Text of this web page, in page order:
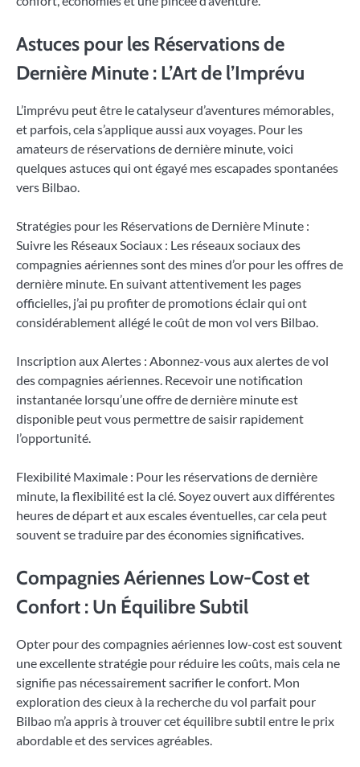
Astuces pour les Réservations de
Dernière Minute : L’Art de l’Imprévu
L’imprévu peut être le catalyseur d’aventures mémorables,
et parfois, cela s’applique aussi aux voyages. Pour les
amateurs de réservations de dernière minute, voici
quelques astuces qui ont égayé mes escapades spontanées
vers Bilbao.
Stratégies pour les Réservations de Dernière Minute :
Suivre les Réseaux Sociaux : Les réseaux sociaux des
compagnies aériennes sont des mines d’or pour les offres de
dernière minute. En suivant attentivement les pages
officielles, j’ai pu profiter de promotions éclair qui ont
considérablement allégé le coût de mon vol vers Bilbao.
Inscription aux Alertes : Abonnez-vous aux alertes de vol
des compagnies aériennes. Recevoir une notification
instantanée lorsqu’une offre de dernière minute est
disponible peut vous permettre de saisir rapidement
l’opportunité.
Flexibilité Maximale : Pour les réservations de dernière
minute, la flexibilité est la clé. Soyez ouvert aux différentes
heures de départ et aux escales éventuelles, car cela peut
souvent se traduire par des économies significatives.
Compagnies Aériennes Low-Cost et
Confort : Un Équilibre Subtil
Opter pour des compagnies aériennes low-cost est souvent
une excellente stratégie pour réduire les coûts, mais cela ne
signifie pas nécessairement sacrifier le confort. Mon
exploration des cieux à la recherche du vol parfait pour
Bilbao m’a appris à trouver cet équilibre subtil entre le prix
abordable et des services agréables.